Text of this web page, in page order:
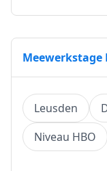
Meewerkstage
Leusden
Niveau HBO